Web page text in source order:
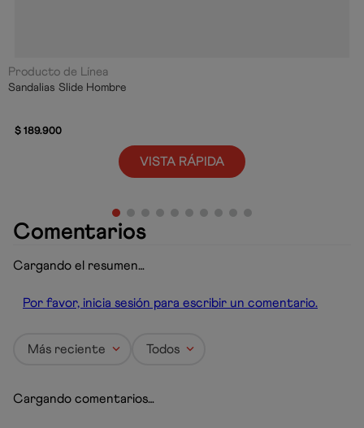
Producto de Línea
Sandalias Slide Hombre
$189.900
VISTA RÁPIDA
Comentarios
Cargando el resumen…
Por favor, inicia sesión para escribir un comentario.
Más reciente Todos
Cargando comentarios…